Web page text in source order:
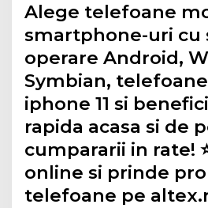
Alege telefoane
smartphone-uri cu
operare Android,
Symbian,
iphone 11 si
rapida acasa si de
cumpararii in rate!
online si prinde
telefoane pe